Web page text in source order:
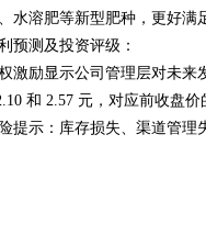
水溶肥等新型肥种，更好满
测及投资评级：
励显示公司管理层对未来发
和 2.57 元，对应前收盘价
示：库存损失、渠道管理失